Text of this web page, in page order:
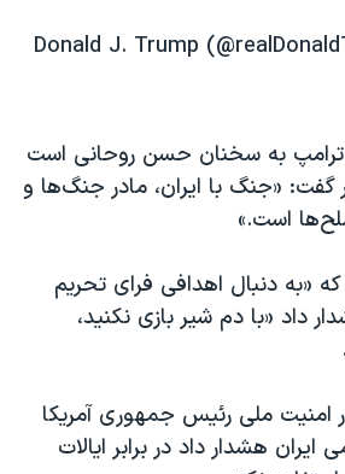
ترامپ به سخنان حسن روحانی است
یکشنبه ۳۱ تیر گفت: «جنگ با ایران، مادر جنگ‌ها و
است.»
که «به دنبال اهدافی فرای تحریم
داد «با دم شیر بازی نکنید،
امنیت ملی رئیس جمهوری آمریکا
هشدار داد در برابر ایالات